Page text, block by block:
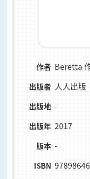
作者 Beretta
出版者 人人出版
出版地 -
出版年 2017
版本 -
ISBN